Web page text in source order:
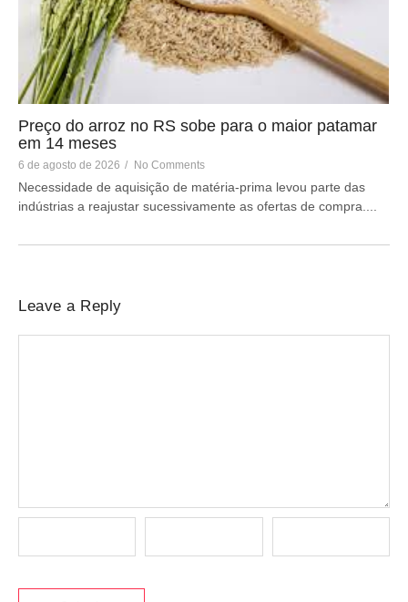
Preço do arroz no RS sobe para o maior patamar
em 14 meses
6 de agosto de 2026 / No Comments
Necessidade de aquisição de matéria-prima levou parte das
indústrias a reajustar sucessivamente as ofertas de compra....
Leave a Reply